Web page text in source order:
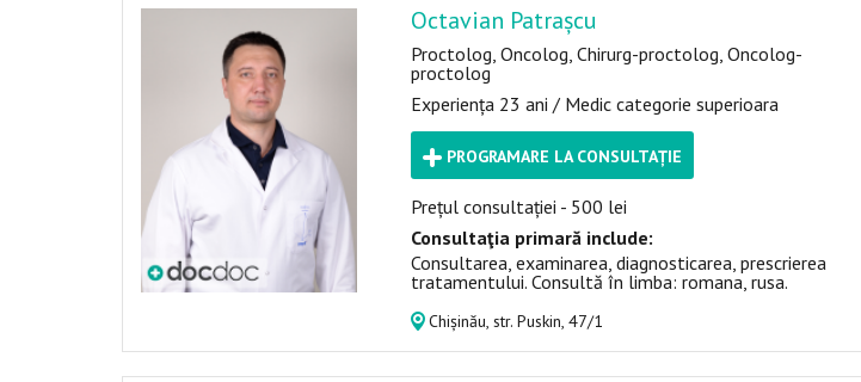
Octavian Patrașcu
Proctolog, Oncolog, Chirurg-proctolog, Oncolog-
proctolog
Experiența 23 ani / Medic categorie superioara
PROGRAMARE LA CONSULTAȚIE
Prețul consultației - 500 lei
Consultaţia primară include:
Consultarea, examinarea, diagnosticarea, prescrierea
tratamentului. Consultă în limba: romana, rusa.
Chișinău, str. Puskin, 47/1